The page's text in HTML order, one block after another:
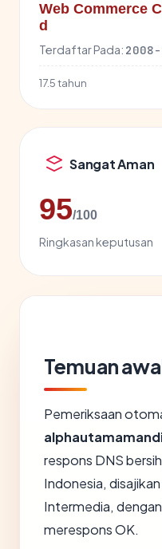
Web Commerce
d
Terdaftar Pada:
17.5 tahun
Sangat Aman
95/100
Ringkasan keputusan
Temuan
Pemeriksaan
respons DNS
Indonesia,
Intermedia,
merespons OK.